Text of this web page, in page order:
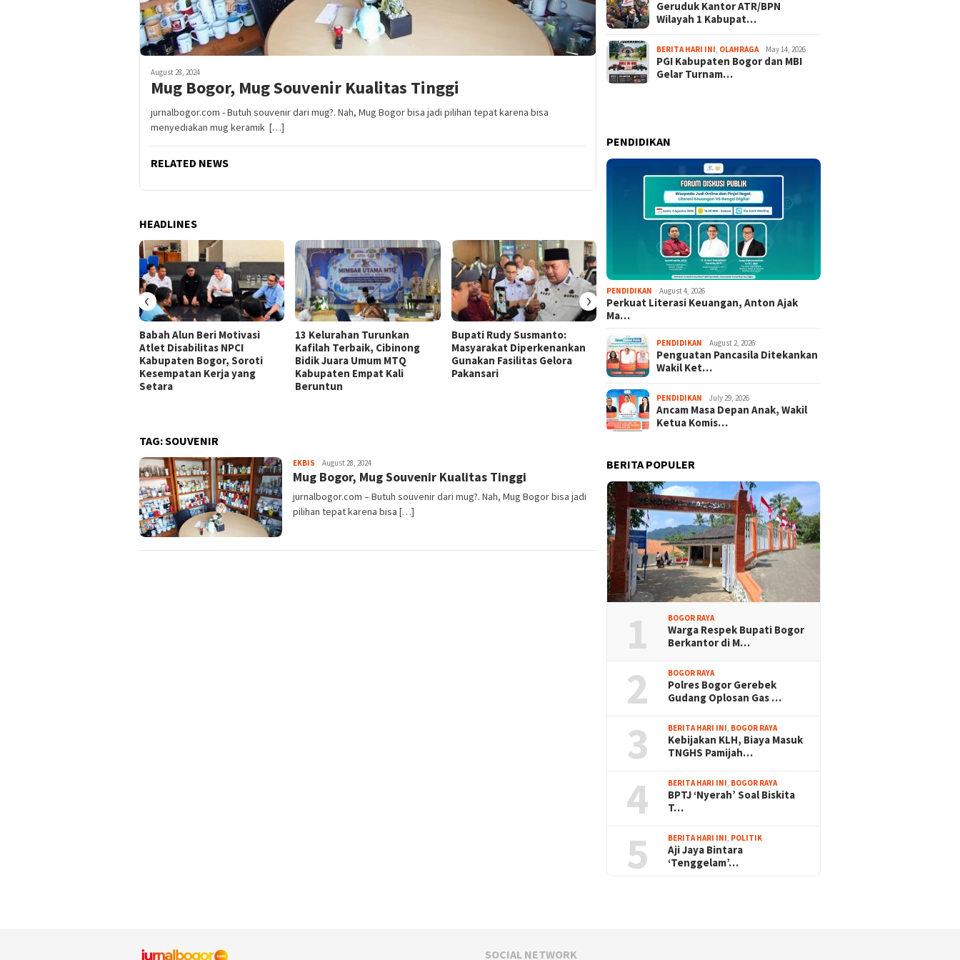
August 28, 2024
Mug Bogor, Mug Souvenir Kualitas Tinggi
jurnalbogor.com - Butuh souvenir dari mug?. Nah, Mug Bogor bisa jadi pilihan tepat karena bisa
menyediakan mug keramik […]
RELATED NEWS
HEADLINES
Babah Alun Beri Motivasi
Atlet Disabilitas NPCI
Kabupaten Bogor, Soroti
Kesempatan Kerja yang
Setara
13 Kelurahan Turunkan
Kafilah Terbaik, Cibinong
Bidik Juara Umum MTQ
Kabupaten Empat Kali
Beruntun
Bupati Rudy Susmanto:
Masyarakat Diperkenankan
Gunakan Fasilitas Gelora
Pakansari
Bendera Merah Putih
Raksasa Terbentang Megah
di Stadion Pakansari
Panjat Tebing Terlibat
Pengibaran Merah Putih
‹ ›
TAG:SOUVENIR
EKBIS Sayyev
August 28, 2024
Mug Bogor, Mug Souvenir Kualitas Tinggi
jurnalbogor.com – Butuh souvenir dari mug?. Nah, Mug Bogor bisa jadi
pilihan tepat karena bisa […]
Geruduk Kantor ATR/BPN
Wilayah 1 Kabupat…
BERITA HARI INI OLAHRAGA May 14, 2026
PGI Kabupaten Bogor dan MBI
Gelar Turnam…
PENDIDIKAN
PENDIDIKAN August 4, 2026
Perkuat Literasi Keuangan, Anton Ajak
Ma…
PENDIDIKAN August 2, 2026
Penguatan Pancasila Ditekankan
Wakil Ket…
PENDIDIKAN July 29, 2026
Ancam Masa Depan Anak, Wakil
Ketua Komis…
BERITA POPULER
1 BOGOR RAYA
Warga Respek Bupati Bogor
Berkantor di M…
2 BOGOR RAYA
Polres Bogor Gerebek
Gudang Oplosan Gas …
3 BERITA HARI INI, BOGOR RAYA
Kebijakan KLH, Biaya Masuk
TNGHS Pamijah…
4 BERITA HARI INI, BOGOR RAYA
BPTJ ‘Nyerah’ Soal Biskita
T…
5 BERITA HARI INI, POLITIK
Aji Jaya Bintara
‘Tenggelam’…
SOCIAL NETWORK